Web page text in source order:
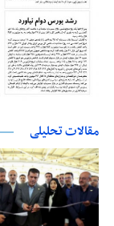
مقالات تحلیلی